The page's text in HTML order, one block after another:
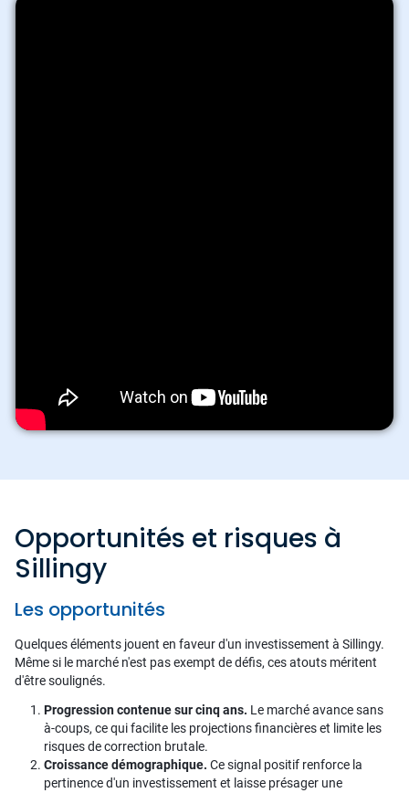
Opportunités et risques à
Sillingy
Les opportunités
Quelques éléments jouent en faveur d'un investissement à Sillingy.
Même si le marché n'est pas exempt de défis, ces atouts méritent
d'être soulignés.
Progression contenue sur cinq ans. Le marché avance sans
à-coups, ce qui facilite les projections financières et limite les
risques de correction brutale.
Croissance démographique. Ce signal positif renforce la
pertinence d'un investissement et laisse présager une